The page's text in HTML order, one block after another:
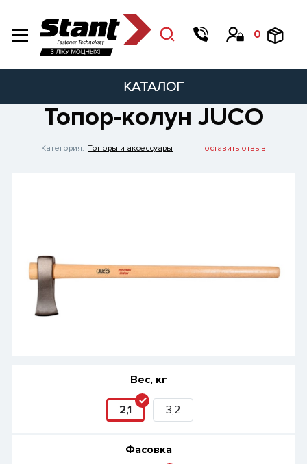
0
КАТАЛОГ
Топор-колун JUCO
Категория: Топоры и аксессуары оставить отзыв
Вес, кг
2,1 3,2
Фасовка